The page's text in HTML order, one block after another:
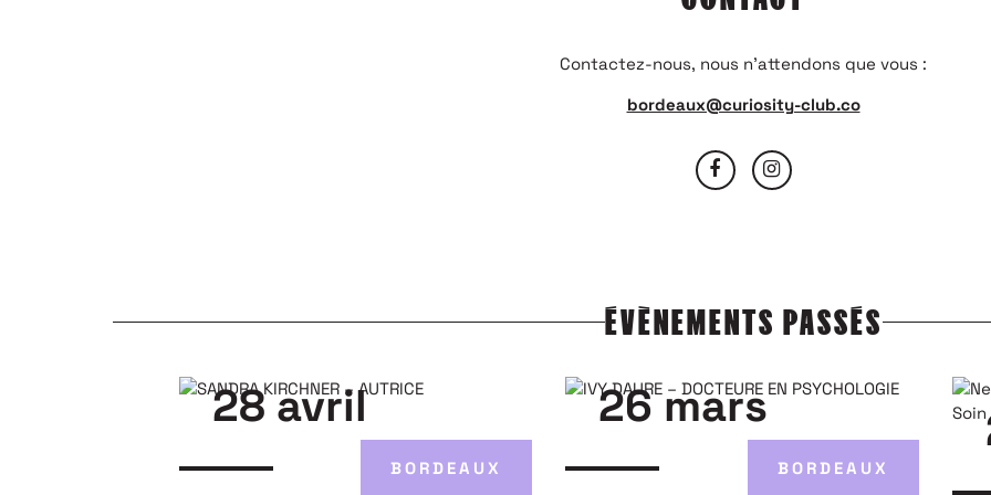
Contactez-nous, nous n’attendons que vous :
bordeaux@curiosity-club.co
ÉVÈNEMENTS PASSÉS
28 avril
BORDEAUX
26 mars
BORDEAUX